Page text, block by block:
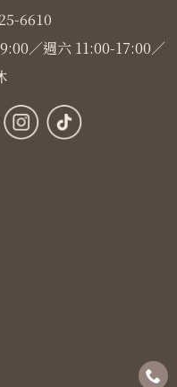
6610
／週六 11:00-17:00／